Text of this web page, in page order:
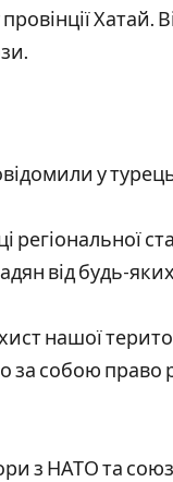
у
від будь-
нашої
собою право
з НАТО та